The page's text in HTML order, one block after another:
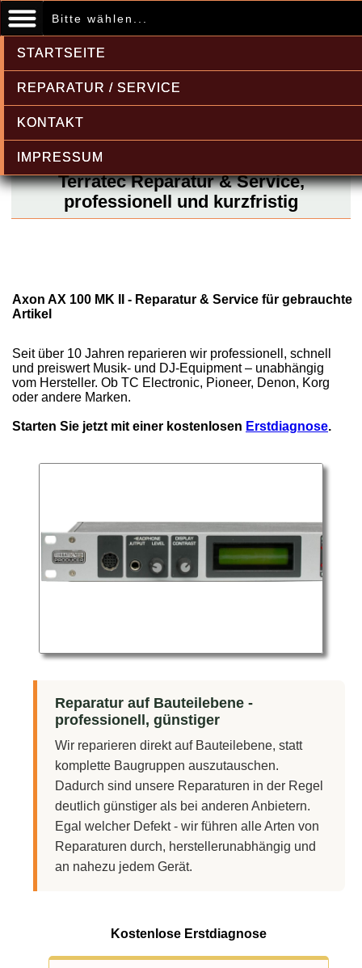
Bitte wählen...
STARTSEITE
REPARATUR / SERVICE
KONTAKT
IMPRESSUM
Terratec Reparatur & Service,
professionell und kurzfristig
Axon AX 100 MK II - Reparatur & Service für gebrauchte
Artikel
Seit über 10 Jahren reparieren wir professionell, schnell
und preiswert Musik- und DJ-Equipment – unabhängig
vom Hersteller. Ob TC Electronic, Pioneer, Denon, Korg
oder andere Marken.
Starten Sie jetzt mit einer kostenlosen Erstdiagnose.
Reparatur auf Bauteilebene -
professionell, günstiger
Wir reparieren direkt auf Bauteilebene, statt
komplette Baugruppen auszutauschen.
Dadurch sind unsere Reparaturen in der Regel
deutlich günstiger als bei anderen Anbietern.
Egal welcher Defekt - wir führen alle Arten von
Reparaturen durch, herstellerunabhängig und
an nahezu jedem Gerät.
Kostenlose Erstdiagnose